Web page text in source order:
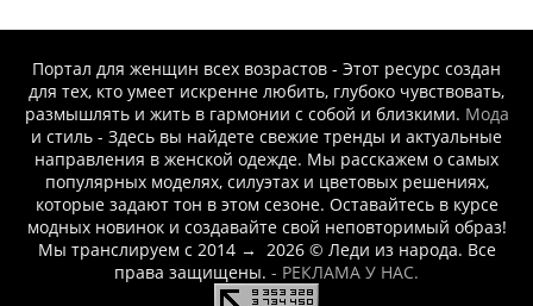
Портал для женщин всех возрастов - Этот ресурс создан
для тех, кто умеет искренне любить, глубоко чувствовать,
размышлять и жить в гармонии с собой и близкими. Мода
и стиль - Здесь вы найдете свежие тренды и актуальные
направления в женской одежде. Мы расскажем о самых
популярных моделях, силуэтах и цветовых решениях,
которые задают тон в этом сезоне. Оставайтесь в курсе
модных новинок и создавайте свой неповторимый образ!
Мы транслируем с 2014→ 2026© Леди из народа. Все
права защищены. - РЕКЛАМА У НАС.